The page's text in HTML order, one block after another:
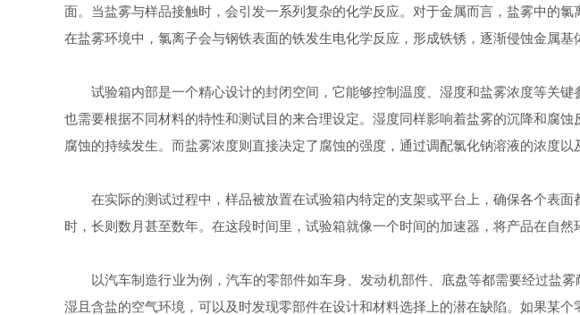
面。当盐雾与样品接触时，会引发一系列复杂的化学反应。对于金属而言，盐雾中的
在盐雾环境中，氯离子会与钢铁表面的铁发生电化学反应，形成铁锈，逐渐侵蚀金属基
试验箱内部是一个精心设计的封闭空间，它能够控制温度、湿度和盐雾浓度等关键
也需要根据不同材料的特性和测试目的来合理设定。湿度同样影响着盐雾的沉降和腐
腐蚀的持续发生。而盐雾浓度则直接决定了腐蚀的强度，通过调配氯化钠溶液的浓度
在实际的测试过程中，样品被放置在试验箱内特定的支架或平台上，确保各个表面
时，长则数月甚至数年。在这段时间里，试验箱就像一个时间的加速器，将产品在自
以汽车制造行业为例，汽车的零部件如车身、发动机部件、底盘等都需要经过盐雾
湿且含盐的空气环境，可以及时发现零部件在设计和材料选择上的潜在缺陷。如果某